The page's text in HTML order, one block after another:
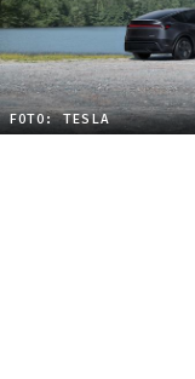
FOTO: TESLA